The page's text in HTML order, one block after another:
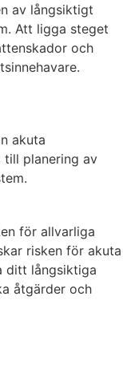
av långsiktigt
Att ligga steget
och
akuta
till planering av
för allvarliga
risken för akuta
ditt långsiktiga
åtgärder och